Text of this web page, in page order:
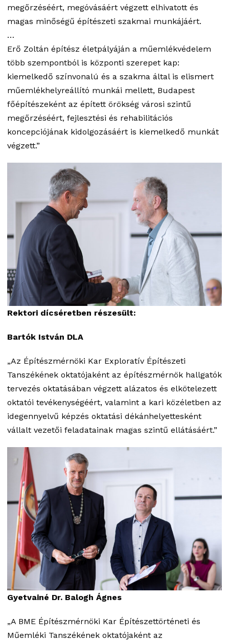
megőrzéséért, megóvásáért végzett elhivatott és
magas minőségű építészeti szakmai munkájáért.
…
Erő Zoltán építész életpályáján a műemlékvédelem
több szempontból is központi szerepet kap:
kiemelkedő színvonalú és a szakma által is elismert
műemlékhelyreállító munkái mellett, Budapest
főépítészeként az épített örökség városi szintű
megőrzéséért, fejlesztési és rehabilitációs
koncepciójának kidolgozásáért is kiemelkedő munkát
végzett.”
Rektori dícséretben részesült:
Bartók István DLA
„Az Építészmérnöki Kar Exploratív Építészeti
Tanszékének oktatójaként az építészmérnök hallgatók
tervezés oktatásában végzett alázatos és elkötelezett
oktatói tevékenységéért, valamint a kari közéletben az
idegennyelvű képzés oktatási dékánhelyettesként
vállalt vezetői feladatainak magas szintű ellátásáért.”
Gyetvainé Dr. Balogh Ágnes
„A BME Építészmérnöki Kar Építészettörténeti és
Műemléki Tanszékének oktatójaként az